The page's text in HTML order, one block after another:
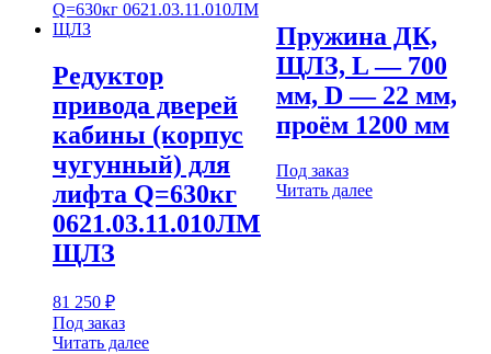
Редуктор
привода дверей
кабины (корпус
чугунный) для
лифта Q=630кг
0621.03.11.010ЛМ
ЩЛЗ
81 250 ₽
Под заказ
Читать далее
Пружина ДК,
ЩЛЗ, L — 700
мм, D — 22 мм,
проём 1200 мм
Под заказ
Читать далее